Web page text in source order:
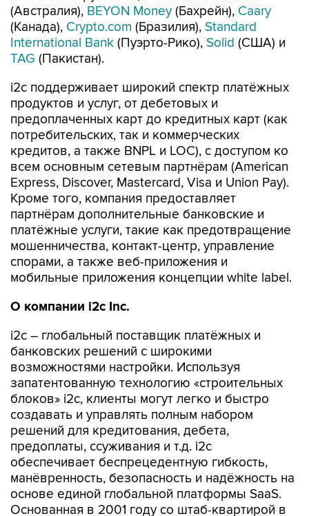
(Австралия), BEYON Money (Бахрейн), Caary
(Канада), Crypto.com (Бразилия), Standard
International Bank (Пуэрто-Рико), Solid (США) и
TAG (Пакистан).
i2c поддерживает широкий спектр платёжных
продуктов и услуг, от дебетовых и
предоплаченных карт до кредитных карт (как
потребительских, так и коммерческих
кредитов, а также BNPL и LOC), с доступом ко
всем основным сетевым партнёрам (American
Express, Discover, Mastercard, Visa и Union Pay).
Кроме того, компания предоставляет
партнёрам дополнительные банковские и
платёжные услуги, такие как предотвращение
мошенничества, контакт-центр, управление
спорами, а также веб-приложения и
мобильные приложения концепции white label.
О компании i2c Inc.
i2c – глобальный поставщик платёжных и
банковских решений с широкими
возможностями настройки. Используя
запатентованную технологию «строительных
блоков» i2c, клиенты могут легко и быстро
создавать и управлять полным набором
решений для кредитования, дебета,
предоплаты, ссуживания и т.д. i2c
обеспечивает беспрецедентную гибкость,
манёвренность, безопасность и надёжность на
основе единой глобальной платформы SaaS.
Основанная в 2001 году со штаб-квартирой в